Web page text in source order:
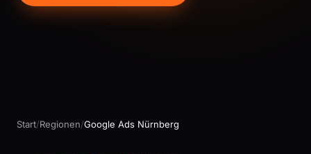
Start/Regionen/Google Ads Nürnberg